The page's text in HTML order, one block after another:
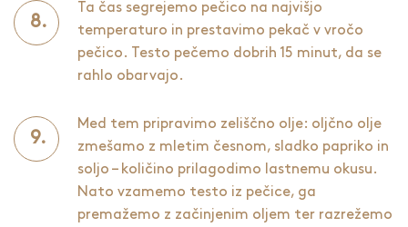
Ta čas segrejemo pečico na najvišjo
temperaturo in prestavimo pekač v vročo
pečico. Testo pečemo dobrih 15 minut, da se
rahlo obarvajo.
Med tem pripravimo zeliščno olje: oljčno olje
zmešamo z mletim česnom, sladko papriko in
soljo – količino prilagodimo lastnemu okusu.
Nato vzamemo testo iz pečice, ga
premažemo z začinjenim oljem ter razrežemo